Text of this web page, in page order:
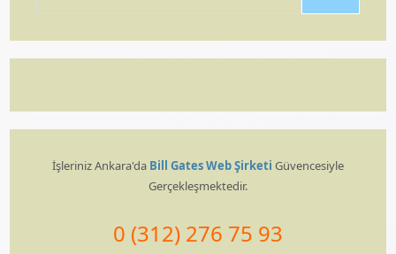
İşleriniz Ankara'da Bill Gates Web Şirketi Güvencesiyle
Gerçekleşmektedir.
0 (312) 276 75 93